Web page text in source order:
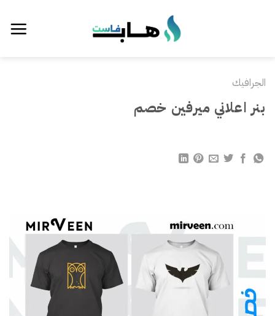
الجرافيك
بنر اعلاني ميرفين خصم